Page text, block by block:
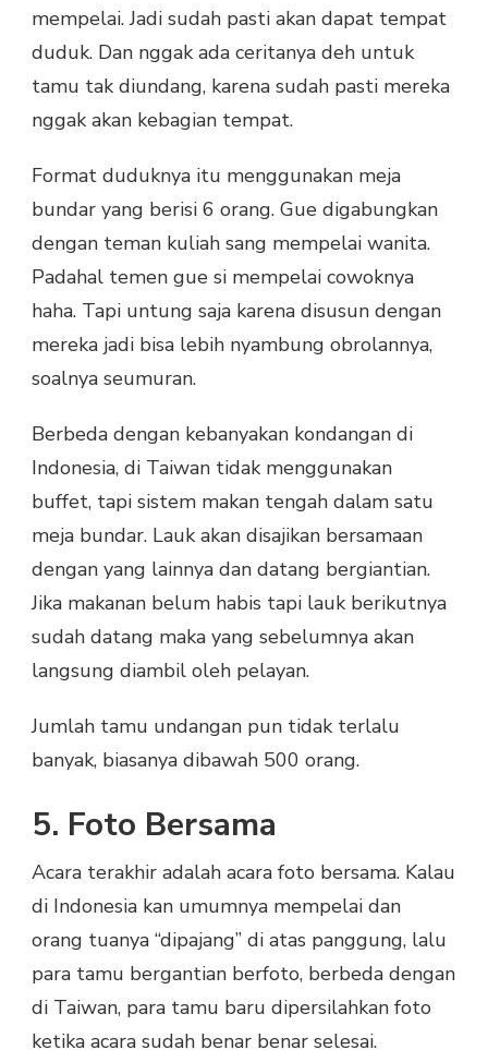
mempelai. Jadi sudah pasti akan dapat tempat
duduk. Dan nggak ada ceritanya deh untuk
tamu tak diundang, karena sudah pasti mereka
nggak akan kebagian tempat.
Format duduknya itu menggunakan meja
bundar yang berisi 6 orang. Gue digabungkan
dengan teman kuliah sang mempelai wanita.
Padahal temen gue si mempelai cowoknya
haha. Tapi untung saja karena disusun dengan
mereka jadi bisa lebih nyambung obrolannya,
soalnya seumuran.
Berbeda dengan kebanyakan kondangan di
Indonesia, di Taiwan tidak menggunakan
buffet, tapi sistem makan tengah dalam satu
meja bundar. Lauk akan disajikan bersamaan
dengan yang lainnya dan datang bergiantian.
Jika makanan belum habis tapi lauk berikutnya
sudah datang maka yang sebelumnya akan
langsung diambil oleh pelayan.
Jumlah tamu undangan pun tidak terlalu
banyak, biasanya dibawah 500 orang.
5. Foto Bersama
Acara terakhir adalah acara foto bersama. Kalau
di Indonesia kan umumnya mempelai dan
orang tuanya “dipajang” di atas panggung, lalu
para tamu bergantian berfoto, berbeda dengan
di Taiwan, para tamu baru dipersilahkan foto
ketika acara sudah benar benar selesai.